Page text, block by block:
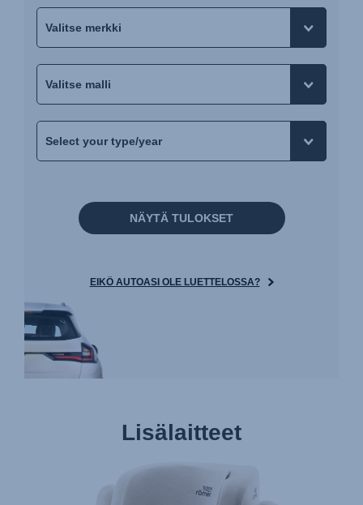
NÄYTÄ TULOKSET
EIKÖ AUTOASI OLE LUETTELOSSA?
Lisälaitteet